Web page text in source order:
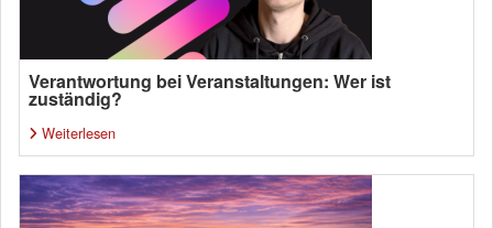
Verantwortung bei Veranstaltungen: Wer ist
zuständig?
Weiterlesen